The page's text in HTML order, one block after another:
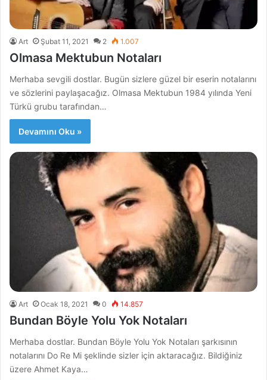
Art Şubat 11, 2021 2 1.007
Olmasa Mektubun Notaları
Merhaba sevgili dostlar. Bugün sizlere güzel bir eserin notalarını
ve sözlerini paylaşacağız. Olmasa Mektubun 1984 yılında Yeni
Türkü grubu tarafından…
Devamını Oku »
Art Ocak 18, 2021 0 14.857
Bundan Böyle Yolu Yok Notaları
Merhaba dostlar. Bundan Böyle Yolu Yok Notaları şarkısının
notalarını Do Re Mi şeklinde sizler için aktaracağız. Bildiğiniz
üzere Ahmet Kaya…